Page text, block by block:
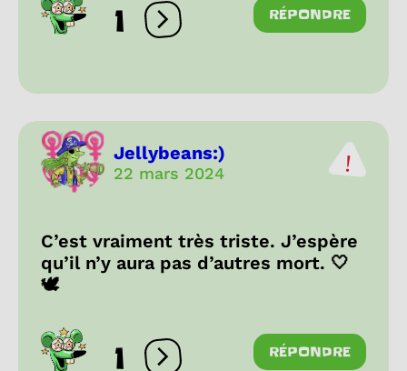
1 Ouvrir les réactions
RÉPONDRE
Jellybeans:)
22 mars 2024
C’est vraiment très triste. J’espère
qu’il n’y aura pas d’autres mort. 🤍
🕊️
1 Ouvrir les réactions
RÉPONDRE